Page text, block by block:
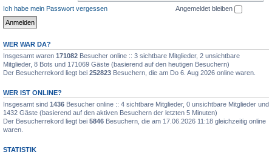
Ich habe mein Passwort vergessen
Angemeldet bleiben
WER WAR DA?
Insgesamt waren 171082 Besucher online :: 3 sichtbare Mitglieder, 2 unsichtbare
Mitglieder, 8 Bots und 171069 Gäste (basierend auf den heutigen Besuchern)
Der Besucherrekord liegt bei 252823 Besuchern, die am Do 6. Aug 2026 online waren.
WER IST ONLINE?
Insgesamt sind 1436 Besucher online :: 4 sichtbare Mitglieder, 0 unsichtbare Mitglieder und
1432 Gäste (basierend auf den aktiven Besuchern der letzten 5 Minuten)
Der Besucherrekord liegt bei 5846 Besuchern, die am 17.06.2026 11:18 gleichzeitig online
waren.
STATISTIK